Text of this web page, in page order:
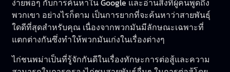
ง่ายพอๆ กับการค้นหาใน Google และอ่านสิ่งที่ผู้คนพูดถึง
พวกเขา อย่างไรก็ตาม เป็นการยากที่จะค้นหาว่าสายพันธุ์
ใดดีที่สุดสำหรับคุณ เนื่องจากพวกมันมีลักษณะเฉพาะที่
แตกต่างกันซึ่งทำให้พวกมันเก่งในเรื่องต่างๆ
ไก่ชนพม่าเป็นที่รู้จักกันดีในเรื่องทักษะการต่อสู้และความ